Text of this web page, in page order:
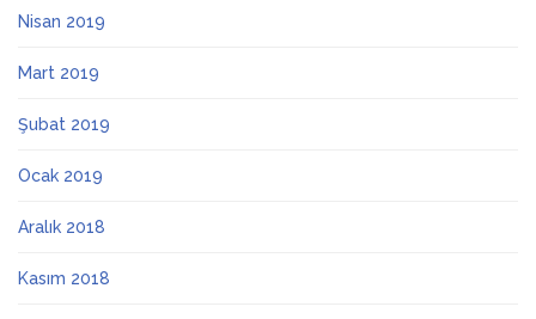
Nisan 2019
Mart 2019
Şubat 2019
Ocak 2019
Aralık 2018
Kasım 2018